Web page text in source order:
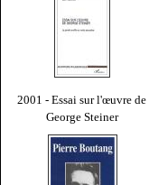
2001 - Essai sur l'œuvre de
George Steiner